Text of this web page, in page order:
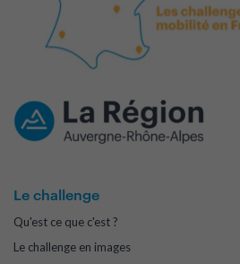
Le challenge
Qu'est ce que c'est ?
Le challenge en images